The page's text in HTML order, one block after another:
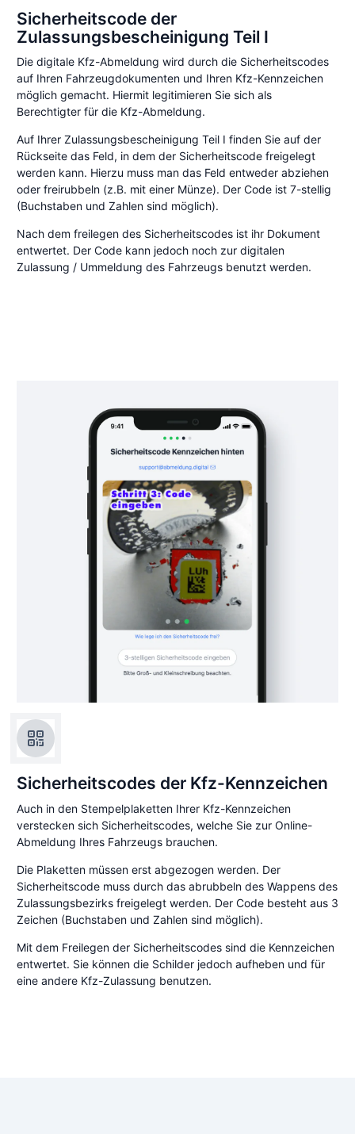
Sicherheitscode der
Zulassungsbescheinigung Teil I
Die digitale Kfz-Abmeldung wird durch die Sicherheitscodes
auf Ihren Fahrzeugdokumenten und Ihren Kfz-Kennzeichen
möglich gemacht. Hiermit legitimieren Sie sich als
Berechtigter für die Kfz-Abmeldung.
Auf Ihrer Zulassungsbescheinigung Teil I finden Sie auf der
Rückseite das Feld, in dem der Sicherheitscode freigelegt
werden kann. Hierzu muss man das Feld entweder abziehen
oder freirubbeln (z.B. mit einer Münze). Der Code ist 7-stellig
(Buchstaben und Zahlen sind möglich).
Nach dem freilegen des Sicherheitscodes ist ihr Dokument
entwertet. Der Code kann jedoch noch zur digitalen
Zulassung / Ummeldung des Fahrzeugs benutzt werden.
Sicherheitscodes der Kfz-Kennzeichen
Auch in den Stempelplaketten Ihrer Kfz-Kennzeichen
verstecken sich Sicherheitscodes, welche Sie zur Online-
Abmeldung Ihres Fahrzeugs brauchen.
Die Plaketten müssen erst abgezogen werden. Der
Sicherheitscode muss durch das abrubbeln des Wappens des
Zulassungsbezirks freigelegt werden. Der Code besteht aus 3
Zeichen (Buchstaben und Zahlen sind möglich).
Mit dem Freilegen der Sicherheitscodes sind die Kennzeichen
entwertet. Sie können die Schilder jedoch aufheben und für
eine andere Kfz-Zulassung benutzen.